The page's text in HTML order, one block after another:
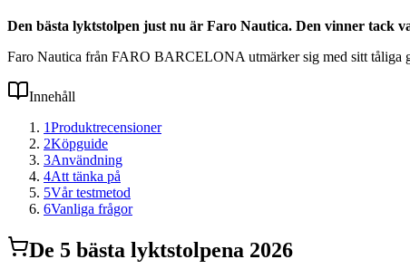
Den bästa lyktstolpen just nu är Faro Nautica. Den vinner tack
Faro Nautica från FARO BARCELONA utmärker sig med sitt tåliga
Innehåll
1Produktrecensioner
2Köpguide
3Användning
4Att tänka på
5Vår testmetod
6Vanliga frågor
De 5 bästa lyktstolpena 2026